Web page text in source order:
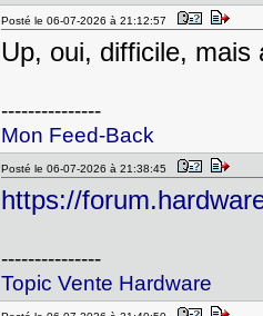
Posté le 06-07-2026 à 21:12:57
Up, oui, difficile, mais
---------------
Mon Feed-Back
Posté le 06-07-2026 à 21:38:45
https://
---------------
Topic Vente Hardware